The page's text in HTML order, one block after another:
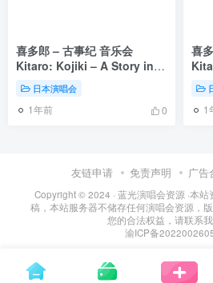
喜多郎 – 古事纪 音乐会
Kitaro: Kojiki – A Story in
Concert 1997 宽屏 [DVD ISO
3.8GB]
日本演唱会
1年前 0
喜
1
友链申请 免责声明 广告
Copyright © 2024 · 蓝光演唱会资源 ·本站
稿，本站服务器不储存任何演唱会资源，
您的合法权益，请联系我
渝ICP备